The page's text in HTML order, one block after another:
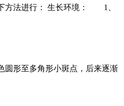
下方法进行： 生长环境： 1、
圆形至多角形小斑点，后来逐渐